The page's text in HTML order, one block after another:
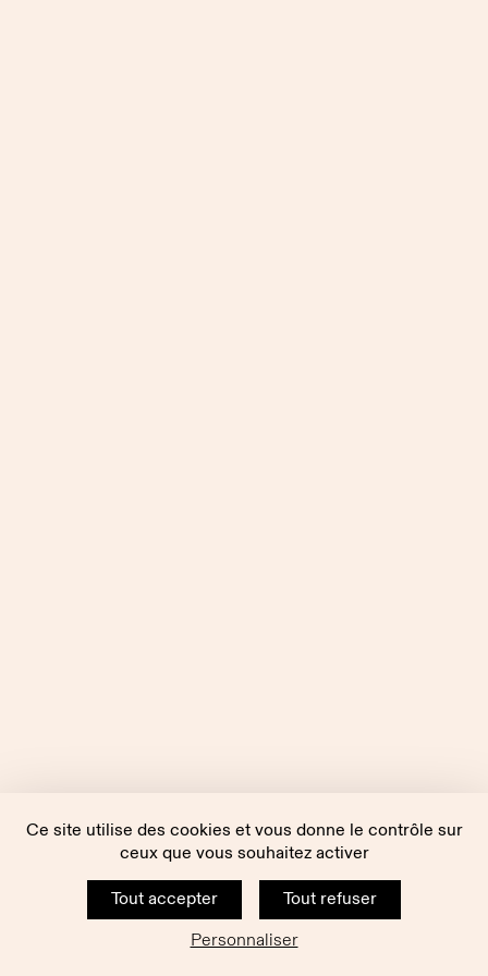
Ce site utilise des cookies et vous donne le contrôle sur
ceux que vous souhaitez activer
Tout accepter
Tout refuser
Personnaliser